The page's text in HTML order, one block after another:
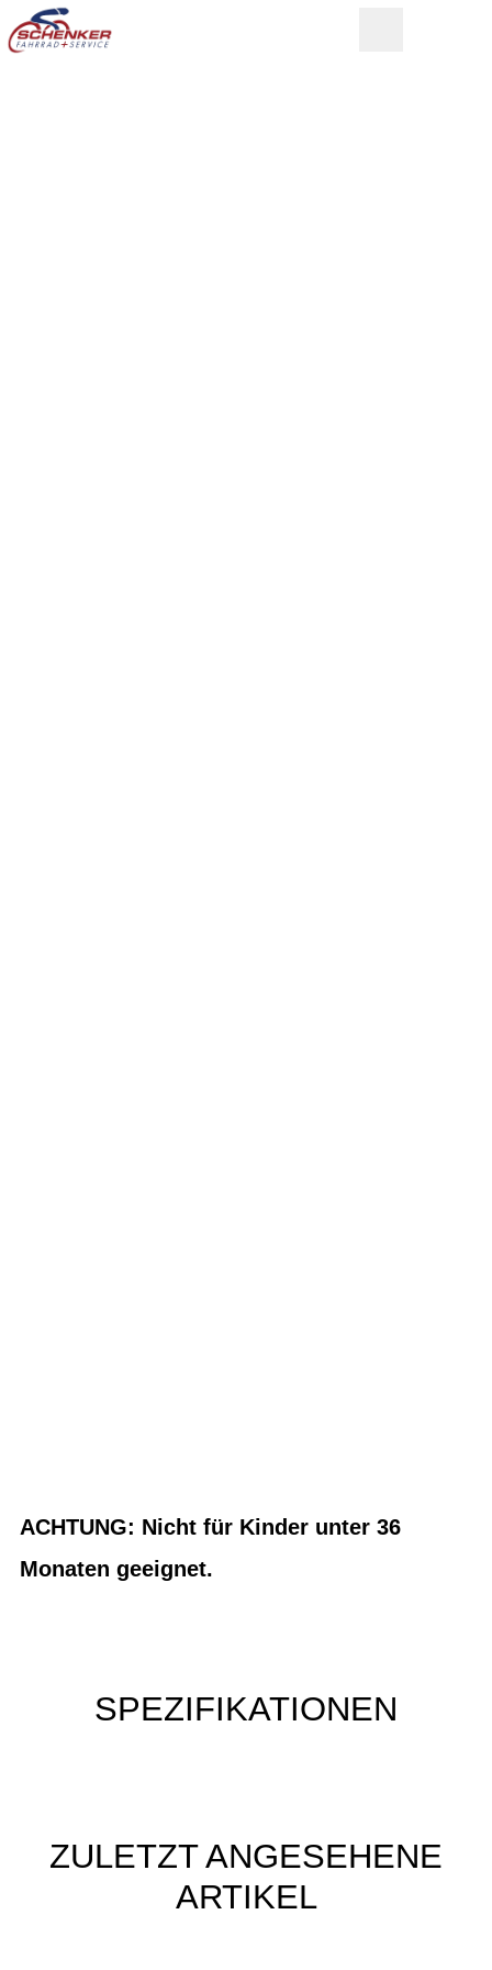
ACHTUNG: Nicht für Kinder unter 36
Monaten geeignet.
SPEZIFIKATIONEN
ZULETZT ANGESEHENE
ARTIKEL